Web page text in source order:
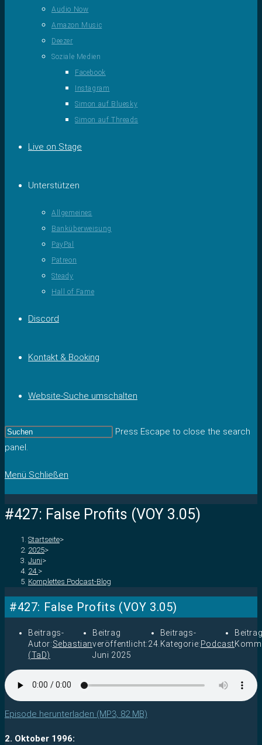
Audio Now
Amazon Music
Deezer
Soziale Medien
Facebook
Instagram
Simon auf Bluesky
Simon auf Threads
Live on Stage
Unterstützen
Allgemeines
Banküberweisung
PayPal
Patreon
Steady
Hall of Fame
Discord
Kontakt & Booking
Website-Suche umschalten
Press Escape to close the search
panel.
Menü Schließen
#427: False Profits (VOY 3.05)
Startseite>
2025>
Juni>
24. >
Komplettes Podcast-Blog
#427: False Profits (VOY 3.05)
Beitrags-
Autor:Sebastian
(TaD)
Beitrag
veröffentlicht:24.
Juni 2025
Beitrags-
Kategorie: Podcast
Episode herunterladen (MP3, 82 MB)
2. Oktober 1996: